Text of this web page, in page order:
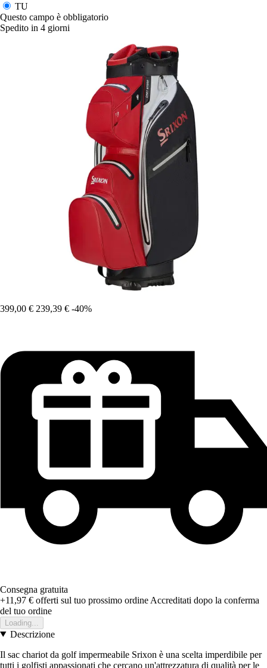
TU
Questo campo è obbligatorio
Spedito in 4 giorni
399,00 € 239,39 € -40%
Consegna gratuita
+11,97 € offerti sul tuo prossimo ordine Accreditati dopo la conferma
del tuo ordine
Loading...
Descrizione
Il sac chariot da golf impermeabile Srixon è una scelta imperdibile per
tutti i golfisti appassionati che cercano un'attrezzatura di qualità per le